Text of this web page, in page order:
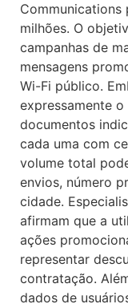
Communications
milhões. O
campanhas de
mensagens
Wi-Fi público.
expressamente
documentos
cada uma com
volume total
envios, número
cidade.
afirmam que a
ações
representar
contratação.
dados de